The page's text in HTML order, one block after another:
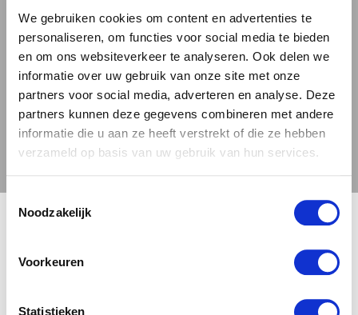
We gebruiken cookies om content en advertenties te
personaliseren, om functies voor social media te bieden
en om ons websiteverkeer te analyseren. Ook delen we
informatie over uw gebruik van onze site met onze
partners voor social media, adverteren en analyse. Deze
partners kunnen deze gegevens combineren met andere
informatie die u aan ze heeft verstrekt of die ze hebben
verzameld op basis van uw gebruik van hun services.
Toestemmingsselectie
Noodzakelijk
Voorkeuren
Statistieken
Dit bier valt op door zijn uitgesproken tropische
fruitaroma's. Het smaakprofiel is een intrigerende
mix van bloemige tonen, perzik, ananas en
limoen, aangevuld met een harsachtig karakter en
subtiele hints van druif. Deze combinatie van
Whale Sounds' tot een uniek bier maakt. Dit bier
vleesgerechten, pittige en belegen kazen,
🍺 LEEFDTIJDSCHECK 🍺
Je moet 18 jaar of ouder zijn om deze site te bezoeken.